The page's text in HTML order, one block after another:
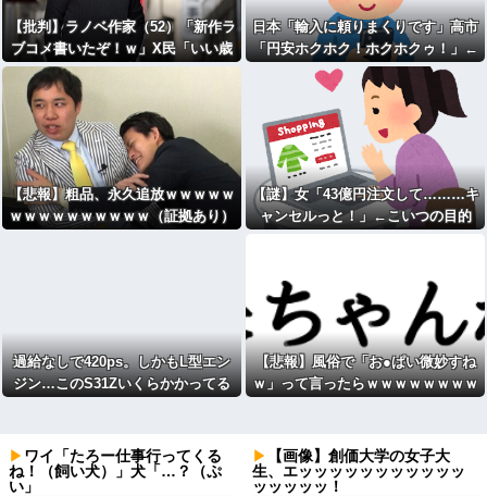
【批判】ラノベ作家（52）「新作ラ
ブコメ書いたぞ！ｗ」X民「いい歳
こいてラブコメ（笑）恥ずかしくな
いの？」←やめたれｗと話題に
日本「輸入に頼りまくりです」高市
「円安ホクホク！ホクホクゥ！」←
【悲報】粗品、永久追放ｗｗｗｗｗ
ｗｗｗｗｗｗｗｗｗｗ（証拠あり）
【謎】女「43億円注文して………キ
ャンセルっと！」←こいつの目的
過給なしで420ps。しかもL型エン
ジン…このS31Zいくらかかってる
【悲報】風俗で「お●ぱい微妙すね
ｗ」って言ったらｗｗｗｗｗｗｗｗ
ワイ「たろー仕事行ってくる
ね！（飼い犬）」犬「…？（ぷ
い」
【画像】創価大学の女子大
生、エッッッッッッッッッッッ
ッッッッッ！